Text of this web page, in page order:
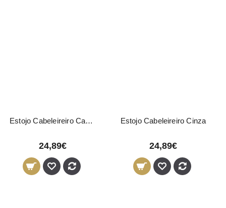
Estojo Cabeleireiro Camel
24,89€
Estojo Cabeleireiro Cinza
24,89€